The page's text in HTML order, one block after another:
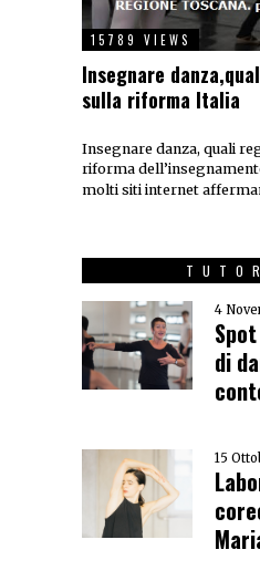
15789 VIEWS
Insegnare
sulla riforma Italia
Insegnare danza, quali
riforma
molti siti internet
4
di
15